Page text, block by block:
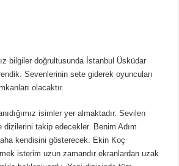
bilgiler doğrultusunda İstanbul Üsküdar
Sevenlerinin sete giderek oyuncuları
olacaktır.
isimler yer almaktadır. Sevilen
takip edecekler. Benim Adım
kendisini gösterecek. Ekin Koç
isterim uzun zamandır ekranlardan uzak